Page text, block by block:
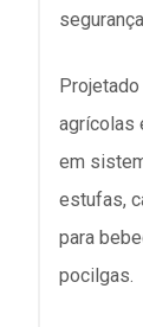
agrícolas
em
estufas,
para
pocilgas.